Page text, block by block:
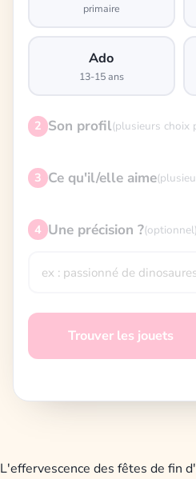
primaire
Ado
13-15 ans
2 Son profil(plusieurs choix
3 Ce qu'il/elle aime
4 Une précision ?(optionnel)
Trouver les jouets
L'effervescence des fêtes de fin